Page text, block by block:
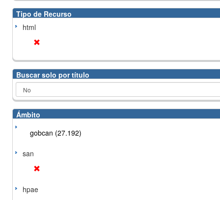
Tipo de Recurso
html
Buscar solo por título
Ámbito
gobcan (27.192)
san
hpae